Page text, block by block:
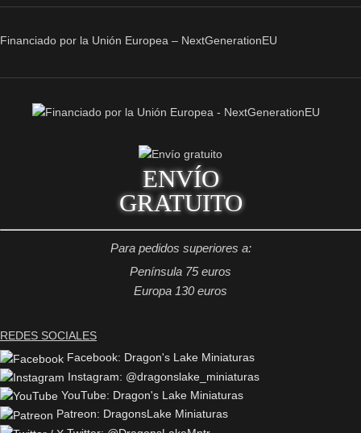
Financiado por la Unión Europea – NextGenerationEU
ENVÍO
GRATUITO
Para pedidos superiores a:
Península 75 euros
Europa 130 euros
REDES SOCIALES
Facebook: Dragon's Lake Miniaturas
Instagram: @dragonslake_miniaturas
YouTube: Dragon's Lake Miniaturas
Patreon: DragonsLake Miniaturas